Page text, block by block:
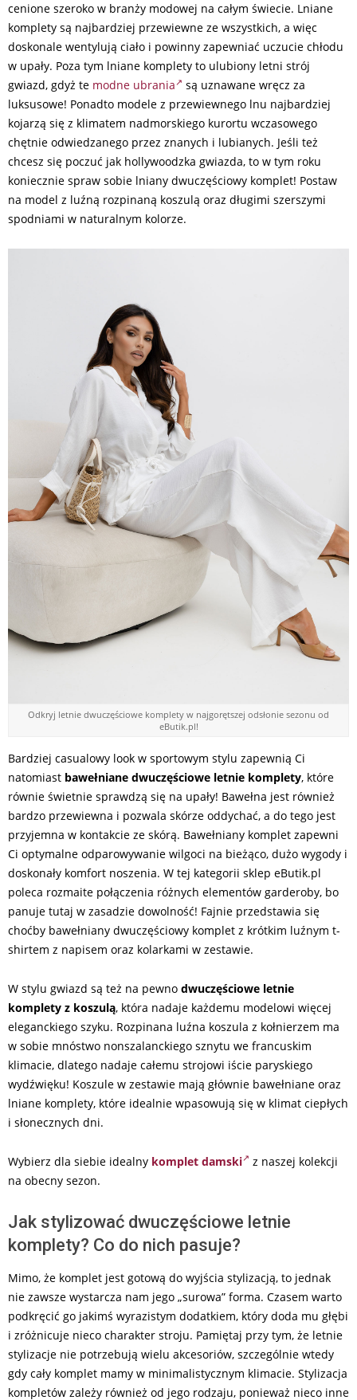
cenione szeroko w branży modowej na całym świecie. Lniane
komplety są najbardziej przewiewne ze wszystkich, a więc
doskonale wentylują ciało i powinny zapewniać uczucie chłodu
w upały. Poza tym lniane komplety to ulubiony letni strój
gwiazd, gdyż te modne ubrania
są uznawane wręcz za
luksusowe! Ponadto modele z przewiewnego lnu najbardziej
kojarzą się z klimatem nadmorskiego kurortu wczasowego
chętnie odwiedzanego przez znanych i lubianych. Jeśli też
chcesz się poczuć jak hollywoodzka gwiazda, to w tym roku
koniecznie spraw sobie lniany dwuczęściowy komplet! Postaw
na model z luźną rozpinaną koszulą oraz długimi szerszymi
spodniami w naturalnym kolorze.
Odkryj letnie dwuczęściowe komplety w najgorętszej odsłonie sezonu od
eButik.pl!
Bardziej casualowy look w sportowym stylu zapewnią Ci
natomiast bawełniane dwuczęściowe letnie komplety, które
równie świetnie sprawdzą się na upały! Bawełna jest również
bardzo przewiewna i pozwala skórze oddychać, a do tego jest
przyjemna w kontakcie ze skórą. Bawełniany komplet zapewni
Ci optymalne odparowywanie wilgoci na bieżąco, dużo wygody i
doskonały komfort noszenia. W tej kategorii sklep eButik.pl
poleca rozmaite połączenia różnych elementów garderoby, bo
panuje tutaj w zasadzie dowolność! Fajnie przedstawia się
choćby bawełniany dwuczęściowy komplet z krótkim luźnym t-
shirtem z napisem oraz kolarkami w zestawie.
W stylu gwiazd są też na pewno dwuczęściowe letnie
komplety z koszulą, która nadaje każdemu modelowi więcej
eleganckiego szyku. Rozpinana luźna koszula z kołnierzem ma
w sobie mnóstwo nonszalanckiego sznytu we francuskim
klimacie, dlatego nadaje całemu strojowi iście paryskiego
wydźwięku! Koszule w zestawie mają głównie bawełniane oraz
lniane komplety, które idealnie wpasowują się w klimat ciepłych
i słonecznych dni.
Wybierz dla siebie idealny komplet damski
z naszej kolekcji
na obecny sezon.
Jak stylizować dwuczęściowe letnie
komplety? Co do nich pasuje?
Mimo, że komplet jest gotową do wyjścia stylizacją, to jednak
nie zawsze wystarcza nam jego „surowa” forma. Czasem warto
podkręcić go jakimś wyrazistym dodatkiem, który doda mu głębi
i zróżnicuje nieco charakter stroju. Pamiętaj przy tym, że letnie
stylizacje nie potrzebują wielu akcesoriów, szczególnie wtedy
gdy cały komplet mamy w minimalistycznym klimacie. Stylizacja
kompletów zależy również od jego rodzaju, ponieważ nieco inne